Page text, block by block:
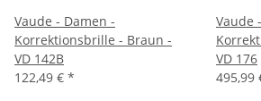
Vaude - Damen -
Korrektionsbrille - Braun -
VD 142B
122,49 € *
Vaude
VD 176
495,99